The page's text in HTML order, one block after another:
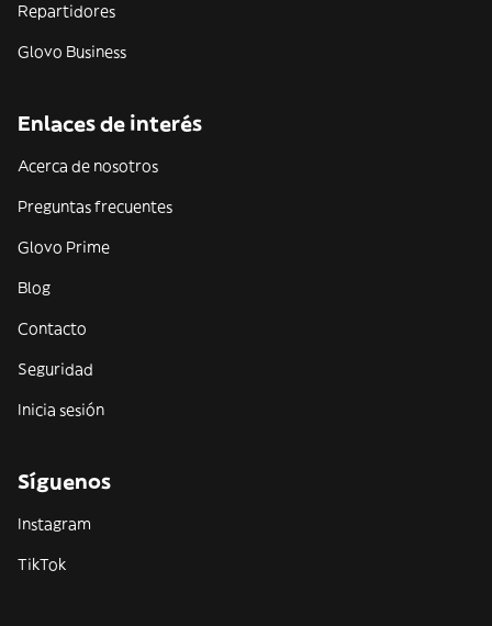
Repartidores
Glovo Business
Enlaces de interés
Acerca de nosotros
Preguntas frecuentes
Glovo Prime
Blog
Contacto
Seguridad
Inicia sesión
Síguenos
Instagram
TikTok